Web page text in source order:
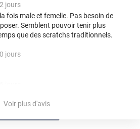
jours
fois male et femelle. Pas besoin de
Semblent pouvoir tenir plus
que des scratchs traditionnels.
jours
Voir plus d'avis